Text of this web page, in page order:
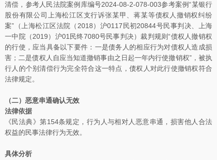
清偿，参考人民法院案例库编号2024-08-2-078-003参考案例“某银行
股份有限公司上海松江区支行诉张某甲、蒋某等债权人撤销权纠纷
案”（上海松江区法院（2018）沪0117民初20844号民事判决、上海
一中院（2019）沪01民终7080号民事判决）裁判规则“债权人撤销权
的行使，应当具备以下要件：一是债务人的相应行为对债权人造成损
害；二是债权人自应当知道撤销事由之日起一年内行使撤销权”，被执
行人的个别清偿行为完全符合这一特点，债权人对此行使撤销权符合
法律规定。
（二）恶意串通确认无效
法律依据
《民法典》第154条规定，行为人与相对人恶意串通，损害他人合法
权益的民事法律行为无效。
具体分析